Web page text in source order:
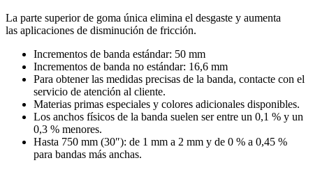
La parte superior de goma única elimina el desgaste y aumenta
las aplicaciones de disminución de fricción.
Incrementos de banda estándar: 50 mm
Incrementos de banda no estándar: 16,6 mm
Para obtener las medidas precisas de la banda, contacte con el
servicio de atención al cliente.
Materias primas especiales y colores adicionales disponibles.
Los anchos físicos de la banda suelen ser entre un 0,1 % y un
0,3 % menores.
Hasta 750 mm (30″): de 1 mm a 2 mm y de 0 % a 0,45 %
para bandas más anchas.